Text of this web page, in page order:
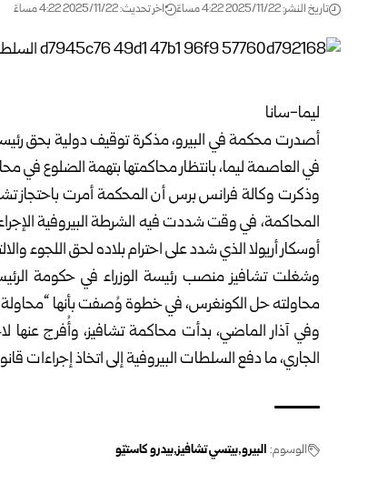
تاريخ النشر: 2025/11/22 4:22 مساءً اخر تحديث: 2025/11/22 4:22 مساءً
ليما-سانا
أصدرت محكمة في البيرو، مذكرة توقيف دولية بحق
في العاصمة ليما، بانتظار محاكمتها بتهمة الضلوع في
وذكرت وكالة فرانس برس أن المحكمة أمرت باحتجاز
المحاكمة، في وقت شددت فيه الشرطة البيروفية
أوسكار أريولا الذي شدد على احترام بلاده لحق اللجوء
محاولته حل الكونغرس، في خطوة وُصفت بأنها “محاولة
وفي آذار الماضي، بدأت محاكمة تشافيز، وأُفرج عنها
الجاري، ما دفع السلطات البيروفية إلى اتخاذ إجراءات
الوسوم: البيرو بيتسي تشافيز بيدرو كاستيّو